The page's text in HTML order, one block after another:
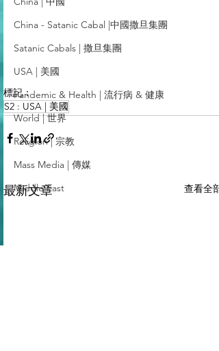
China - Satanic Cabal |中國撒旦集團
Satanic Cabals | 撒旦集團
USA | 美國
Pandemic & Health | 流行病 & 健康
World | 世界
Religion | 宗教
Mass Media | 傳媒
Middle East
標記：
S2 : USA | 美國
最新文章 查看全部